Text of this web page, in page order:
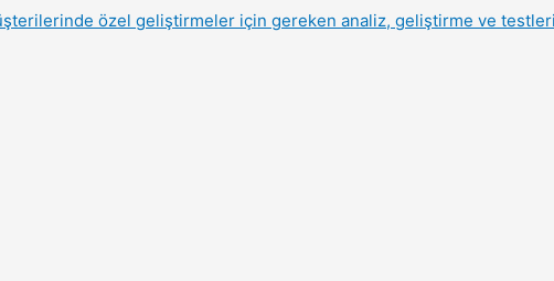
özel geliştirmeler için gereken analiz, geliştirme ve